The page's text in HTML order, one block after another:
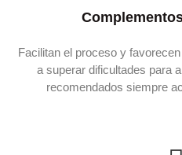
Facilitan el proceso y
a superar dificultades para
recomendados siempre